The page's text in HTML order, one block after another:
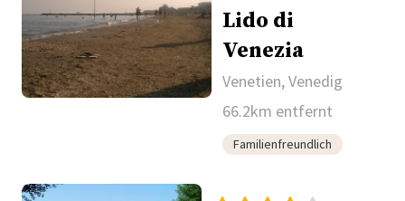
Lido di
Venezia
Venetien, Venedig
66.2km entfernt
Familienfreundlich